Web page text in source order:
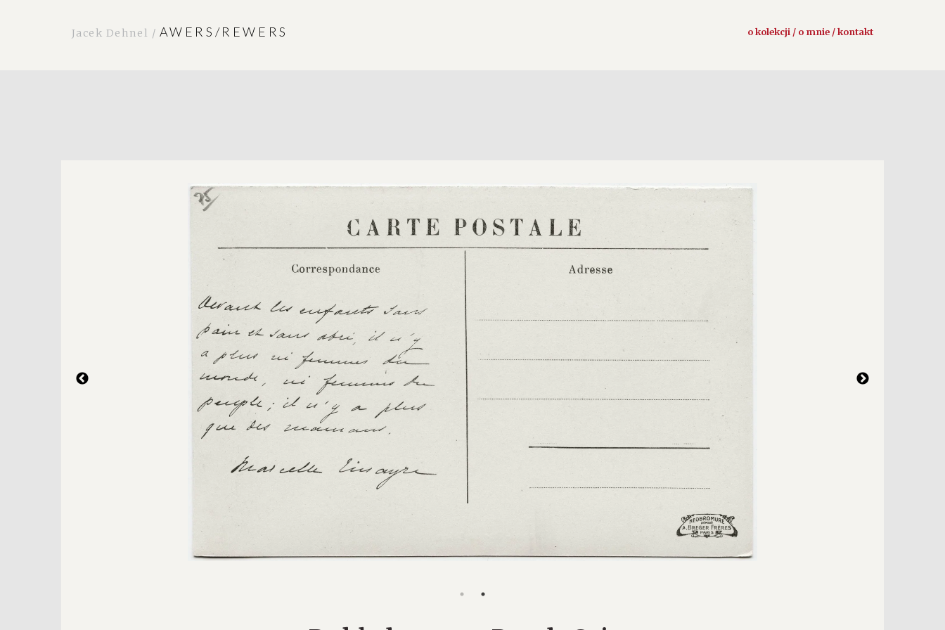
Jacek Dehnel / AWERS/REWERS o kolekcji / o mnie / kontakt